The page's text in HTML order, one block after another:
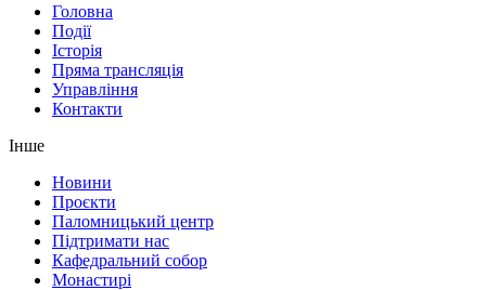
Головна
Події
Історія
Пряма трансляція
Управління
Контакти
Інше
Новини
Проєкти
Паломницький центр
Підтримати нас
Кафедральний собор
Монастирі